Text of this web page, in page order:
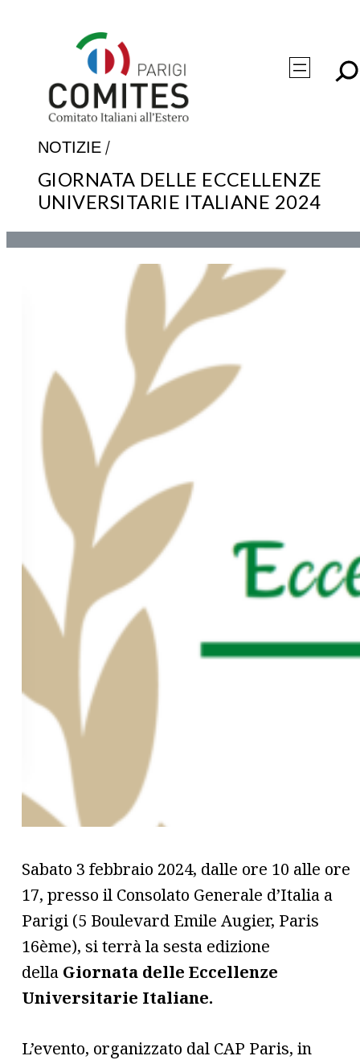
NOTIZIE /
GIORNATA DELLE ECCELLENZE
UNIVERSITARIE ITALIANE 2024
Sabato 3 febbraio 2024, dalle ore 10 alle ore
17, presso il Consolato Generale d’Italia a
Parigi (5 Boulevard Emile Augier, Paris
16ème), si terrà la sesta edizione
della Giornata delle Eccellenze
Universitarie Italiane.
L’evento, organizzato dal CAP Paris, in